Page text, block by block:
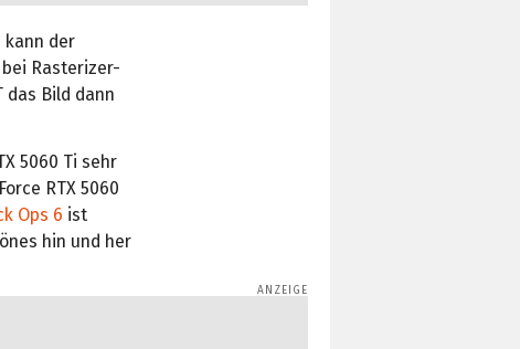
kann der
bei Rasterizer-
das Bild dann
5060 Ti sehr
RTX 5060
Ops 6 ist
hin und her